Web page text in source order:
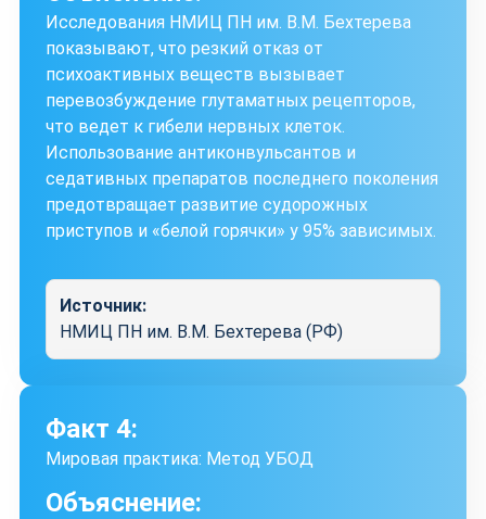
Исследования НМИЦ ПН им. В.М. Бехтерева
показывают, что резкий отказ от
психоактивных веществ вызывает
перевозбуждение глутаматных рецепторов,
что ведет к гибели нервных клеток.
Использование антиконвульсантов и
седативных препаратов последнего поколения
предотвращает развитие судорожных
приступов и «белой горячки» у 95% зависимых.
Источник:
НМИЦ ПН им. В.М. Бехтерева (РФ)
Факт 4:
Мировая практика: Метод УБОД
Объяснение: